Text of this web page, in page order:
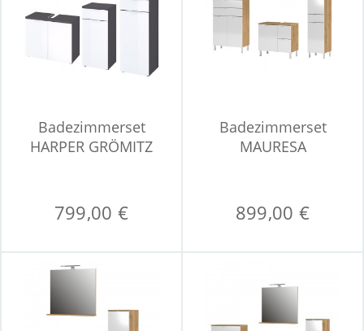
Badezimmerset
HARPER GRÖMITZ
799,00 €
Badezimmerset
MAURESA
899,00 €